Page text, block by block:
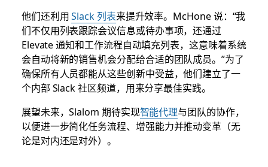
他们还利用Slack 列表来提升效率。McHone 说：“我
们不仅用列表跟踪会议信息或待办事项，还通过
Elevate 通知和工作流程自动填充列表，这意味着系统
会自动将新的销售机会分配给合适的团队成员。”为了
确保所有人员都能从这些创新中受益，他们建立了一
个内部 Slack 社区频道，用来分享最佳实践。
展望未来，Slalom 期待实现智能代理与团队的协作，
以便进一步简化任务流程、增强能力并推动变革（无
论是对内还是对外）。